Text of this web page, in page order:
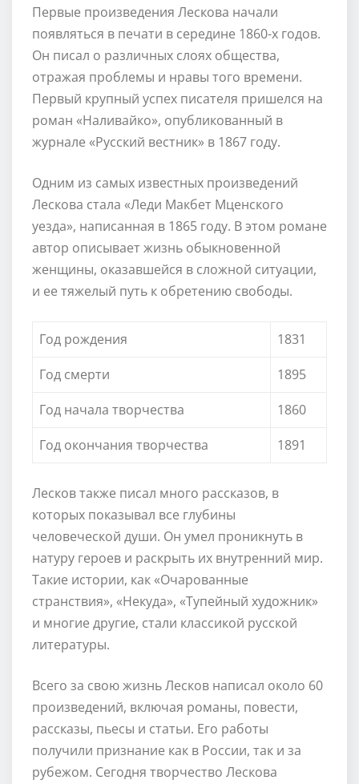
Первые произведения Лескова начали
появляться в печати в середине 1860-х годов.
Он писал о различных слоях общества,
отражая проблемы и нравы того времени.
Первый крупный успех писателя пришелся на
роман «Наливайко», опубликованный в
журнале «Русский вестник» в 1867 году.
Одним из самых известных произведений
Лескова стала «Леди Макбет Мценского
уезда», написанная в 1865 году. В этом романе
автор описывает жизнь обыкновенной
женщины, оказавшейся в сложной ситуации,
и ее тяжелый путь к обретению свободы.
Год рождения
1831
Год смерти
1895
Год начала творчества
1860
Год окончания творчества
1891
Лесков также писал много рассказов, в
которых показывал все глубины
человеческой души. Он умел проникнуть в
натуру героев и раскрыть их внутренний мир.
Такие истории, как «Очарованные
странствия», «Некуда», «Тупейный художник»
и многие другие, стали классикой русской
литературы.
Всего за свою жизнь Лесков написал около 60
произведений, включая романы, повести,
рассказы, пьесы и статьи. Его работы
получили признание как в России, так и за
рубежом. Сегодня творчество Лескова